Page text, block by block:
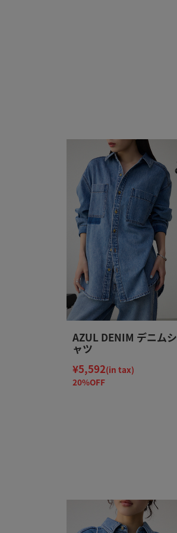
AZUL DENIM デニムシ
ャツ
¥5,592(in tax)
20%OFF